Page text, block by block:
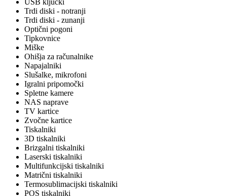
USB ključki
Trdi diski - notranji
Trdi diski - zunanji
Optični pogoni
Tipkovnice
Miške
Ohišja za računalnike
Napajalniki
Slušalke, mikrofoni
Igralni pripomočki
Spletne kamere
NAS naprave
TV kartice
Zvočne kartice
Tiskalniki
3D tiskalniki
Brizgalni tiskalniki
Laserski tiskalniki
Multifunkcijski tiskalniki
Matrični tiskalniki
Termosublimacijski tiskalniki
POS tiskalniki